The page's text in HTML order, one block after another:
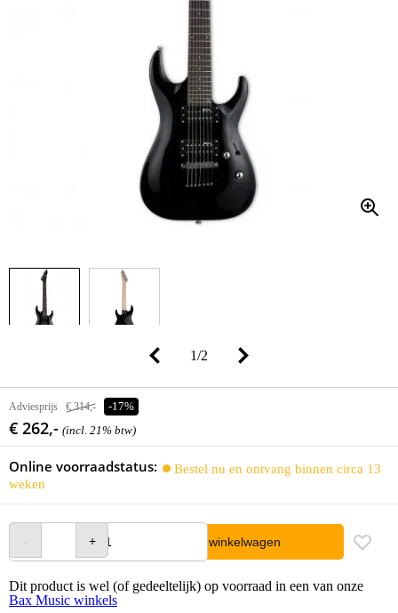
1/2
Adviesprijs € 314,- -17%
€ 262,- (incl. 21% btw)
Online voorraadstatus:
Bestel nu en ontvang binnen circa 13
weken
In winkelwagen
Dit product is wel (of gedeeltelijk) op voorraad in een van onze
Bax Music winkels